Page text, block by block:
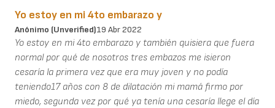
Yo estoy en mi 4to embarazo y
Anónimo (unverified)19 Abr 2022
Yo estoy en mi 4to embarazo y también quisiera que fuera
normal por qué de nosotros tres embazos me isieron
cesaría la primera vez que era muy joven y no podía
teniendo17 años con 8 de dilatación mi mamá firmo por
miedo, segunda vez por qué ya tenía una cesaría llege el día